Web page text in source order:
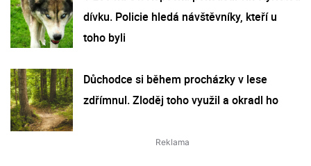
dívku. Policie hledá návštěvníky, kteří u
toho byli
Důchodce si během procházky v lese
zdřímnul. Zloděj toho využil a okradl ho